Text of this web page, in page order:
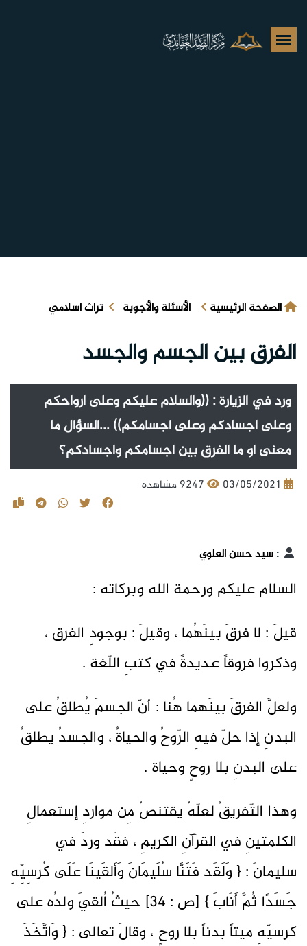
الصفحة الرئيسية الأسئلة والأجوبة تراث اسلامي
الفرق بين الجسم والجسد
ورد في الزيارة : ((والسلام عليكم وعلى ارواحكم
وعلى اجسادكم وعلى اجسامكم)) ...السؤال ما
معنى او ما الفرق بين اجسامكم واجسادكم؟
03/05/2021 9247 مشاهدة
:سيد حسن العلوي
السلام عليكم ورحمة الله وبركاته :
قيلَ : لا فرقَ بينَهُما ، وقيلَ : بوجودِ الفرق ،
وذكروا فروقاً عديدةً في كتبِ اللّغة .
ولعلَّ الفرقَ بينَهما هُنا : أنّ الجسمَ يُطلقُ على
البدنِ إذا حلّ فيهِ الرّوحُ والحياةُ ، والجسدُ يطلقُ
على البدنِ بلا روحٍ وحياة .
وهذا التّفريقُ لعلّهُ يقتنصُ مِن مواردِ إستعمالِ
الكلمتينِ في القرآنِ الكريمِ ، فقَد وردَ في
سليمانَ : { وَلَقَد فَتَنَّا سُلَيمَانَ وَأَلقَينَا عَلَى كُرسِيِّهِ
جَسَدًا ثُمَّ أَنَابَ } [ص : 34] حيثُ اُلقيَ ولدُه على
كرسيّهِ ميتاً بدناً بلا روحٍ ، وقالَ تعالى : { وَاتَّخَذَ